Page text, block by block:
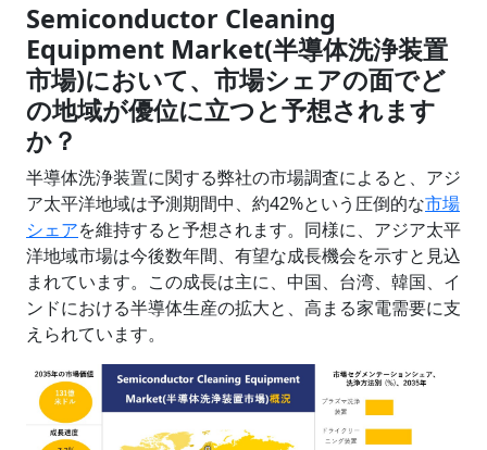
Semiconductor Cleaning
Equipment Market(半導体洗浄装置
市場)において、市場シェアの面でど
の地域が優位に立つと予想されます
か？
半導体洗浄装置に関する弊社の市場調査によると、アジ
ア太平洋地域は予測期間中、約42%という圧倒的な市場
シェアを維持すると予想されます。同様に、アジア太平
洋地域市場は今後数年間、有望な成長機会を示すと見込
まれています。この成長は主に、中国、台湾、韓国、イ
ンドにおける半導体生産の拡大と、高まる家電需要に支
えられています。